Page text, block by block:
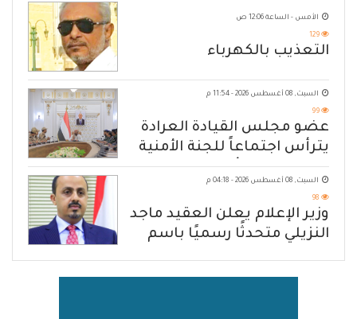
الأمس - الساعة 12:06 ص
129
التعذيب بالكهرباء
السبت, 08 أغسطس 2026 - 11:54 م
99
عضو مجلس القيادة العرادة
يترأس اجتماعاً للجنة الأمنية
العسكرية بمأرب
السبت, 08 أغسطس 2026 - 04:18 م
98
وزير الإعلام يعلن العقيد ماجد
النزيلي متحدثًا رسميًا باسم